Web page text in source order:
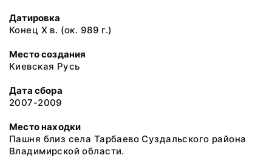
Датировка
Конец X в. (ок. 989 г.)
Место создания
Киевская Русь
Дата сбора
2007-2009
Место находки
Пашня близ села Тарбаево Суздальского района
Владимирской области.